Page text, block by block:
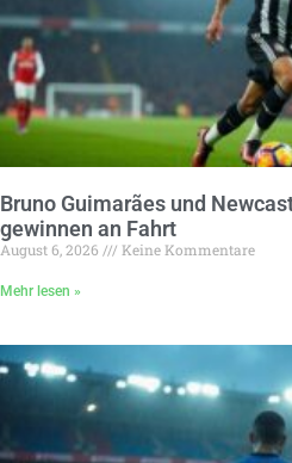
Bruno Guimarães und
gewinnen an Fahrt
August 6, 2026 Keine Kommentare
Mehr lesen »